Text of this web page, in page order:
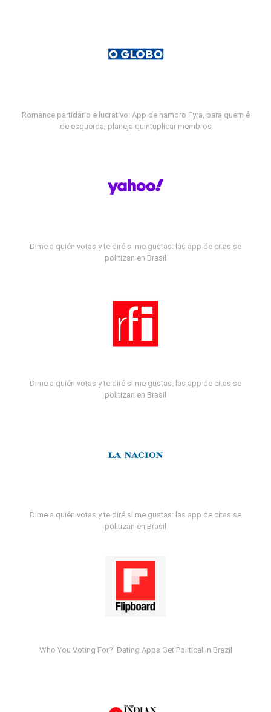
Romance partidário e lucrativo: App de namoro Fyra, para quem é
de esquerda, planeja quintuplicar membros
Dime a quién votas y te diré si me gustas: las app de citas se
politizan en Brasil
Dime a quién votas y te diré si me gustas: las app de citas se
politizan en Brasil
Dime a quién votas y te diré si me gustas: las app de citas se
politizan en Brasil
Who You Voting For?' Dating Apps Get Political In Brazil